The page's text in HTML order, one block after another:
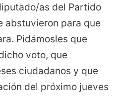
as del Partido
abstuvieron para que
Pidámosles que
voto, que
ciudadanos y que
del próximo jueves